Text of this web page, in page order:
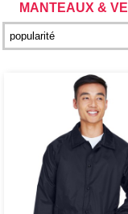
MANTEAUX &